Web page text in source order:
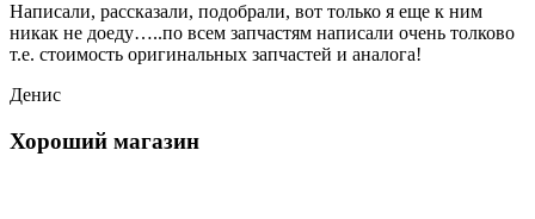
Написали, рассказали, подобрали, вот только я еще к ним
никак не доеду…..по всем запчастям написали очень толково
т.е. стоимость оригинальных запчастей и аналога!
Денис
Хороший магазин